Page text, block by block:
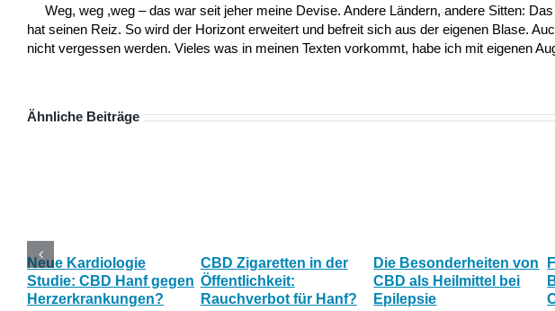
Weg, weg ,weg – das war seit jeher meine Devise. Andere Ländern, andere Sitten:
hat seinen Reiz. So wird der Horizont erweitert und befreit sich aus der eigenen Blase.
nicht vergessen werden. Vieles was in meinen Texten vorkommt, habe ich mit eigenen
Ähnliche Beiträge
Neue Kardiologie
Studie: CBD Hanf gegen
Herzerkrankungen?
CBD Zigaretten in der
Öffentlichkeit:
Rauchverbot für Hanf?
Die Besonderheiten von
CBD als Heilmittel bei
Epilepsie